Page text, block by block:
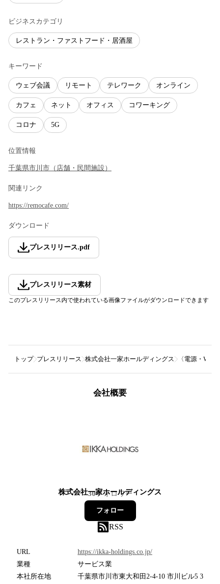
ビジネスカテゴリ
レストラン・ファストフード・居酒屋
キーワード
ウェブ会議 リモート テレワーク オンライン
カフェ ネット オフィス コワーキング
コロナ 5G
位置情報
千葉県市川市 （ 店舗・民間施設 ）
関連リンク
https://remocafe.com/
ダウンロード
プレスリリース.pdf
プレスリリース素材
このプレスリリース内で使われている画像ファイルがダウンロードできます
トップ プレスリリース 株式会社一家ホールディングス 〈電源・Wi-
会社概要
株式会社一家ホールディングス
30フォロワー
フォロー
RSS
URL
https://ikka-holdings.co.jp/
業種
サービス業
本社所在地
千葉県市川市東大和田2-4-10 市川ビル5 3